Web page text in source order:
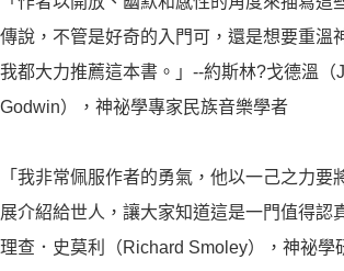
傳說，不管是好奇的入門可，還是想要重溫
我都大力推薦這本書。」--約斯林?戈德溫（
Godwin），神祕學專家民族音樂學者
「我非常佩服作者的勇氣，他以一己之力要
展介紹給世人，讓大家知道這是一門值得認
理查．史莫利（Richard Smoley），神祕學